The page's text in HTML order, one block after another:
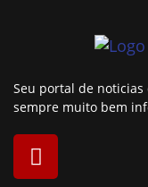
Seu portal de noticias
sempre muito bem